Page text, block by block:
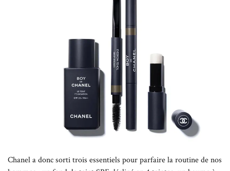
Chanel a donc sorti trois essentiels pour parfaire la routine de nos